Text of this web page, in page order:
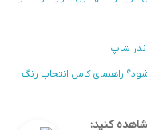
شاپ
راهنمای کامل انتخاب رنگ
کنید: